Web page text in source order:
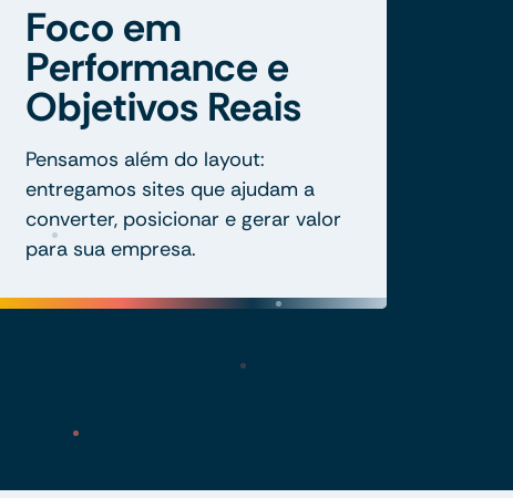
Foco em
Performance e
Objetivos Reais
Pensamos além do layout:
entregamos sites que ajudam a
converter, posicionar e gerar valor
para sua empresa.